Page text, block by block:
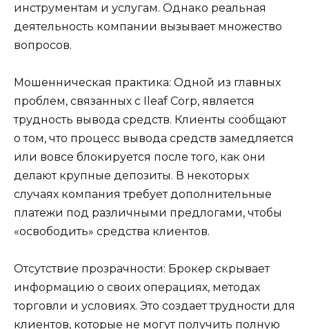
инструментам и услугам. Однако реальная
деятельность компании вызывает множество
вопросов.
Мошенническая практика: Одной из главных
проблем, связанных с Ileaf Corp, является
трудность вывода средств. Клиенты сообщают
о том, что процесс вывода средств замедляется
или вовсе блокируется после того, как они
делают крупные депозиты. В некоторых
случаях компания требует дополнительные
платежи под различными предлогами, чтобы
«освободить» средства клиентов.
Отсутствие прозрачности: Брокер скрывает
информацию о своих операциях, методах
торговли и условиях. Это создает трудности для
клиентов, которые не могут получить полную